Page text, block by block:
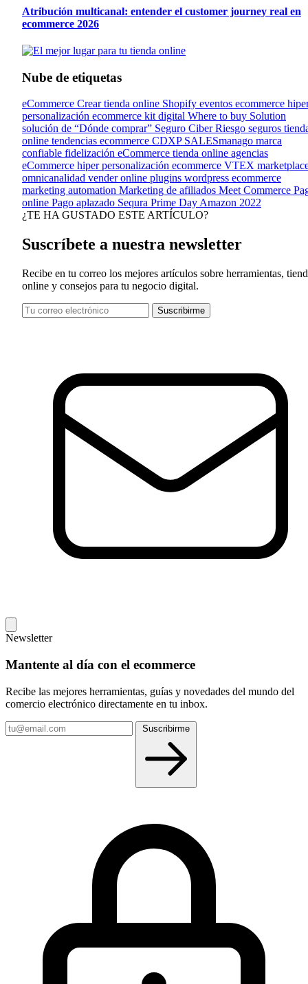
Atribución multicanal: entender el customer journey real en
ecommerce 2026
Nube de etiquetas
eCommerce Crear tienda online Shopify eventos ecommerce
personalización ecommerce kit digital Where to buy Solution
solución de “Dónde comprar” Seguro Ciber Riesgo seguros
online tendencias ecommerce CDXP SALESmanago marca
confiable fidelización eCommerce tienda online agencias
eCommerce hiper personalización ecommerce VTEX
omnicanalidad vender online plugins wordpress ecommerce
marketing automation Marketing de afiliados Meet Commerce
online Pago aplazado Sequra Prime Day Amazon 2022
¿TE HA GUSTADO ESTE ARTÍCULO?
Suscríbete a nuestra newsletter
Recibe en tu correo los mejores artículos sobre herramientas,
online y consejos para tu negocio digital.
Suscribirme
Newsletter
Mantente al día con el ecommerce
Recibe las mejores herramientas, guías y novedades del mundo del
comercio electrónico directamente en tu inbox.
Tu
email
Suscribirme